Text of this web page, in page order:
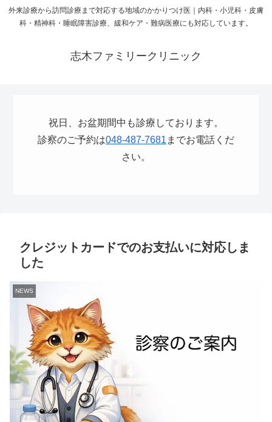
外来診療から訪問診療まで対応する地域のかかりつけ医｜内科・小児科・皮膚
科・精神科・睡眠障害診療、緩和ケア・難病医療にも対応しています。
志木ファミリークリニック
祝日、お盆期間中も診療しております。
診察のご予約は048-487-7681 までお電話くだ
さい。
クレジットカードでのお支払いに対応しま
した
NEWS